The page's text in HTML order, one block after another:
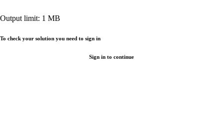
Output limit: 1 MB
To check your solution you need to sign in
Sign in to continue